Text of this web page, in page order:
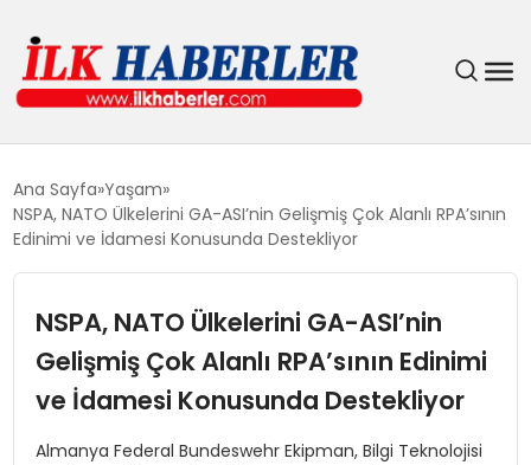
EĞITIM
GÜNDEM
Ana Sayfa Yaşam
NSPA, NATO Ülkelerini GA-ASI’nin Gelişmiş Çok Alanlı RPA’sının
Edinimi ve İdamesi Konusunda Destekliyor
NSPA, NATO Ülkelerini GA-ASI’nin
Gelişmiş Çok Alanlı RPA’sının Edinimi
ve İdamesi Konusunda Destekliyor
Almanya Federal Bundeswehr Ekipman, Bilgi Teknolojisi